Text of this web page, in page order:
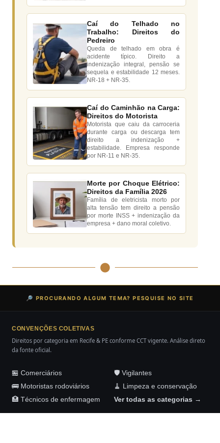
Caí do Telhado no
Trabalho: Direitos do
Pedreiro
Queda de telhado em obra é
acidente típico. Direito a
indenização integral, pensão se
sequela e estabilidade 12 meses.
NR-18 + NR-35.
Caí do Caminhão na Carga:
Direitos do Motorista
Motorista que caiu da carroceria
durante carga ou descarga tem
direito a indenização +
estabilidade. Empresa responde
por NR-11 e NR-35.
Morte por Choque Elétrico:
Direitos da Família 2026
Família de eletricista morto por
alta tensão tem direito a pensão
por morte INSS + indenização da
empresa + dano moral coletivo.
🔎 PROCURANDO ALGUM TEMA? PESQUISE NO SITE
CONVENÇÕES COLETIVAS
Direitos por categoria em Recife & PE conforme CCT vigente. Análise direto
da fonte oficial.
🏪 Comerciários
🛡️ Vigilantes
🚌 Motoristas rodoviários
🧹 Limpeza e conservação
🏥 Técnicos de enfermagem
Ver todas as categorias →